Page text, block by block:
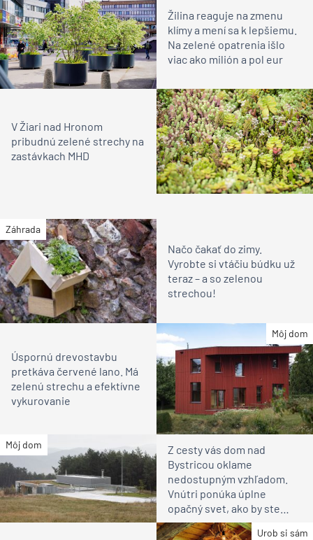
Žilina reaguje na zmenu
klímy a mení sa k lepšiemu.
Na zelené opatrenia išlo
viac ako milión a pol eur
V Žiari nad Hronom
pribudnú zelené strechy na
zastávkach MHD
Záhrada
Načo čakať do zimy.
Vyrobte si vtáčiu búdku už
teraz – a so zelenou
strechou!
Môj dom
Úspornú drevostavbu
pretkáva červené lano. Má
zelenú strechu a efektívne
vykurovanie
Môj dom
Z cesty vás dom nad
Bystricou oklame
nedostupným vzhľadom.
Vnútri ponúka úplne
opačný svet, ako by ste
čakali
Urob si sám